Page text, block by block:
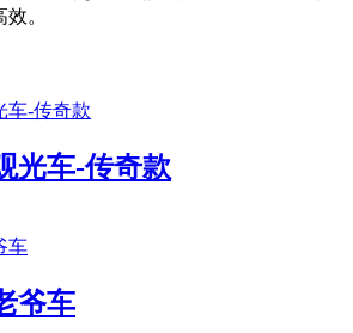
。
光车-传奇款
爷车